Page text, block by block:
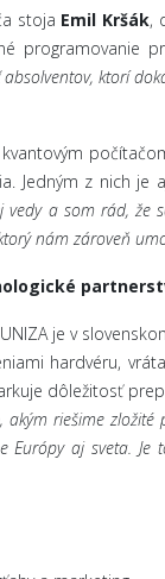
stoja Emil Kršák,
programovanie
ktorí
Jedným z nich je
vedy a som rád,
nám zároveň
je v
hardvéru,
dôležitosť
akým riešime
Európy aj sveta.